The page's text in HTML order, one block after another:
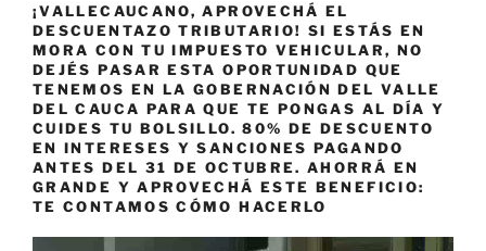
¡VALLECAUCANO, APROVECHÁ EL
DESCUENTAZO TRIBUTARIO! SI ESTÁS EN
MORA CON TU IMPUESTO VEHICULAR, NO
DEJÉS PASAR ESTA OPORTUNIDAD QUE
TENEMOS EN LA GOBERNACIÓN DEL VALLE
DEL CAUCA PARA QUE TE PONGAS AL DÍA Y
CUIDES TU BOLSILLO. 80% DE DESCUENTO
EN INTERESES Y SANCIONES PAGANDO
ANTES DEL 31 DE OCTUBRE. AHORRÁ EN
GRANDE Y APROVECHÁ ESTE BENEFICIO:
TE CONTAMOS CÓMO HACERLO